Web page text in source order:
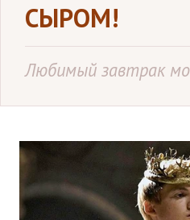
СЫРОМ!
Любимый завтрак